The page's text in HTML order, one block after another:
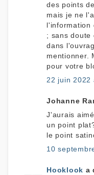
des points
mais je ne
l'information
; sans doute
dans
mentionner.
pour votre
22 juin 2022
Johanne
J'aurais
un point
le point
10
Hooklook a